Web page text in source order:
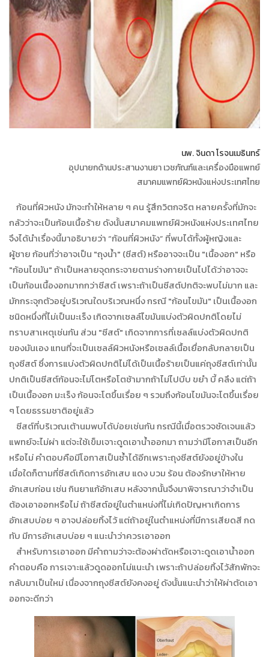
นพ. จินดา โรจนเมธินทร์
อุปนายกด้านประสานงานยา เวชภัณฑ์และเครื่องมือแพทย์
สมาคมแพทย์ผิวหนังแห่งประเทศไทย
ก้อนที่ผิวหนัง มักจะทำให้หลาย ๆ คน รู้สึกวิตกจริต หลายครั้งที่มักจะ
กลัวว่าจะเป็นก้อนเนื้อร้าย ดังนั้นสมาคมแพทย์ผิวหนังแห่งประเทศไทย
จึงได้นำเรื่องนี้มาอธิบายว่า “ก้อนที่ผิวหนัง” ที่พบได้ทั้งผู้หญิงและ
ผู้ชาย ก้อนที่ว่าอาจเป็น "ถุงน้ำ" (ซีสต์) หรืออาจจะเป็น "เนื้องอก" หรือ
"ก้อนไขมัน" ถ้าเป็นหลายจุดกระจายตามร่างกายเป็นไปได้ว่าอาจจะ
เป็นก้อนเนื้องอกมากกว่าซีสต์ เพราะถ้าเป็นซีสต์ปกติจะพบไม่มาก และ
มักกระจุกตัวอยู่บริเวณใดบริเวณหนึ่ง กรณี "ก้อนไขมัน" เป็นเนื้องอก
ชนิดหนึ่งที่ไม่เป็นมะเร็ง เกิดจากเซลล์ไขมันแบ่งตัวผิดปกติโดยไม่
ทราบสาเหตุเช่นกัน ส่วน "ซีสต์" เกิดจากการที่เซลล์แบ่งตัวผิดปกติ
ของมันเอง แทนที่จะเป็นเซลล์ผิวหนังหรือเซลล์เนื้อเยื่อกลับกลายเป็น
ถุงซีสต์ ซึ่งการแบ่งตัวผิดปกติไม่ได้เป็นเนื้อร้ายเป็นแค่ถุงซีสต์เท่านั้น
ปกติเป็นซีสต์ก้อนจะไม่โตหรือโตช้ามากถ้าไม่ไปบีบ ขยำ บี้ คลึง แต่ถ้า
เป็นเนื้องอก มะเร็ง ก้อนจะโตขึ้นเรื่อย ๆ รวมถึงก้อนไขมันจะโตขึ้นเรื่อย
ๆ โดยธรรมชาติอยู่แล้ว
ซีสต์ที่บริเวณเต้านมพบได้บ่อยเช่นกัน กรณีนี้เมื่อตรวจชัดเจนแล้ว
แพทย์จะไม่ผ่า แต่จะใช้เข็มเจาะดูดเอาน้ำออกมา ถามว่ามีโอกาสเป็นอีก
หรือไม่ คำตอบคือมีโอกาสเป็นซ้ำได้อีกเพราะถุงซีสต์ยังอยู่ข้างใน
เมื่อใดก็ตามที่ซีสต์เกิดการอักเสบ แดง บวม ร้อน ต้องรักษาให้หาย
อักเสบก่อน เช่น กินยาแก้อักเสบ หลังจากนั้นจึงมาพิจารณาว่าจำเป็น
ต้องเอาออกหรือไม่ ถ้าซีสต์อยู่ในตำแหน่งที่ไม่เกิดปัญหาเกิดการ
อักเสบบ่อย ๆ อาจปล่อยทิ้งไว้ แต่ถ้าอยู่ในตำแหน่งที่มีการเสียดสี กด
ทับ มีการอักเสบบ่อย ๆ แนะนำว่าควรเอาออก
สำหรับการเอาออก มีคำถามว่าจะต้องผ่าตัดหรือเจาะดูดเอาน้ำออก
คำตอบคือ การเจาะแล้วดูดออกไม่แนะนำ เพราะถ้าปล่อยทิ้งไว้สักพักจะ
กลับมาเป็นใหม่ เนื่องจากถุงซีสต์ยังคงอยู่ ดังนั้นแนะนำว่าให้ผ่าตัดเอา
ออกจะดีกว่า